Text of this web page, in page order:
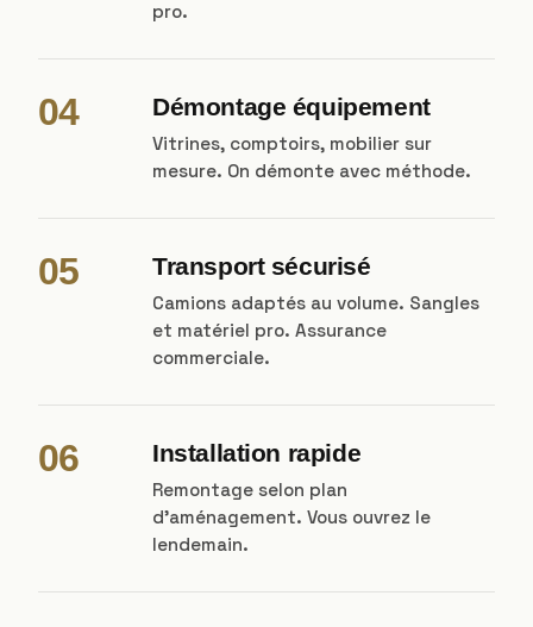
pro.
04 Démontage équipement
Vitrines, comptoirs, mobilier sur
mesure. On démonte avec méthode.
05 Transport sécurisé
Camions adaptés au volume. Sangles
et matériel pro. Assurance
commerciale.
06 Installation rapide
Remontage selon plan
d'aménagement. Vous ouvrez le
lendemain.